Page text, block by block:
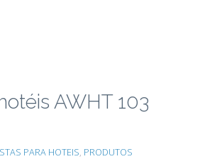
AWHT 103
PARA HOTEIS, PRODUTOS